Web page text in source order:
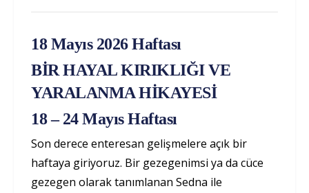
18 Mayıs 2026 Haftası
BİR HAYAL KIRIKLIĞI VE
YARALANMA HİKAYESİ
18 – 24 Mayıs Haftası
Son derece enteresan gelişmelere açık bir
haftaya giriyoruz. Bir gezegenimsi ya da cüce
gezegen olarak tanımlanan Sedna ile